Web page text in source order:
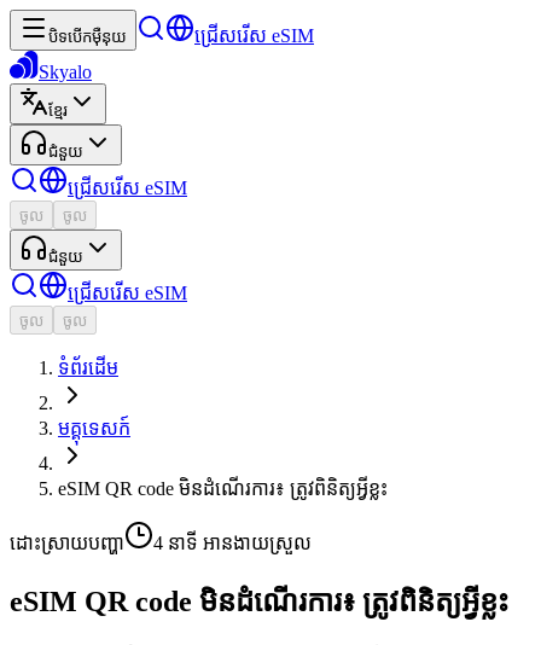
បិទបើកម៉ឺនុយ
ជ្រើសរើស eSIM
Skyalo
ខ្មែរ
ជំនួយ
ជ្រើសរើស eSIM
ចូល ចូល
ជំនួយ
ជ្រើសរើស eSIM
ចូល ចូល
ទំព័រដើម
មគ្គុទេសក៍
eSIM QR code មិនដំណើរការ៖ ត្រូវពិនិត្យអ្វីខ្លះ
ដោះស្រាយបញ្ហា 4 នាទី អានងាយស្រួល
eSIM QR code មិនដំណើរការ៖ ត្រូវពិនិត្យអ្វីខ្លះ